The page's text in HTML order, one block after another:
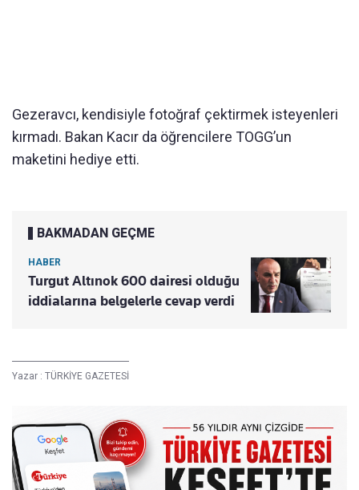
Gezeravcı, kendisiyle fotoğraf çektirmek isteyenleri
kırmadı. Bakan Kacır da öğrencilere TOGG’un
maketini hediye etti.
BAKMADAN GEÇME
HABER
Turgut Altınok 600 dairesi olduğu
iddialarına belgelerle cevap verdi
Yazar : TÜRKİYE GAZETESİ